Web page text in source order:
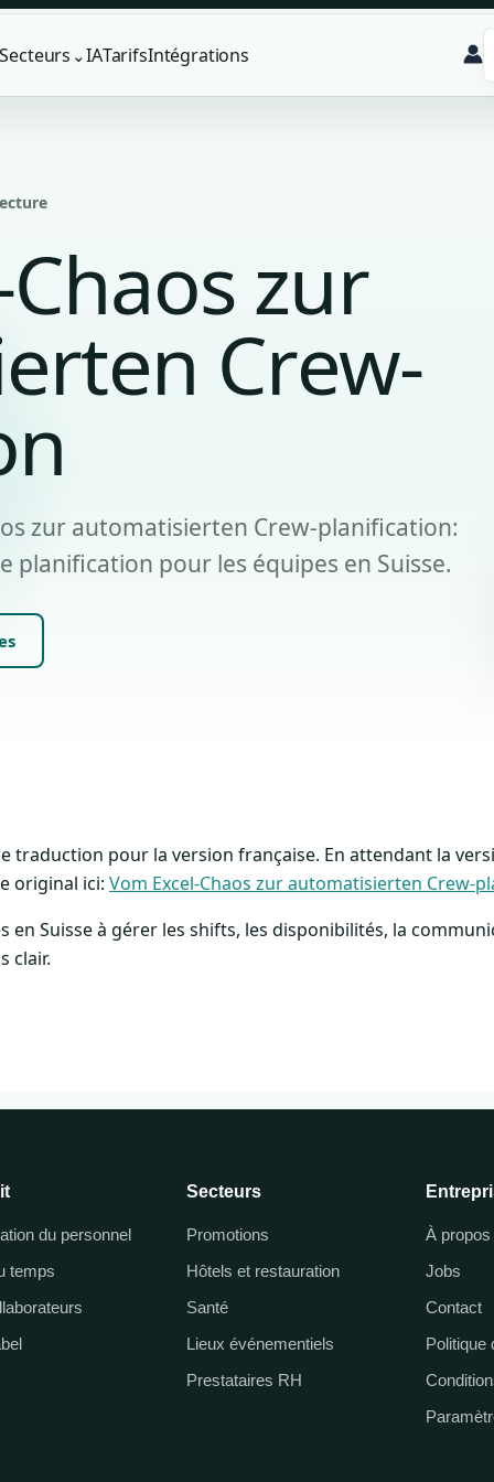
Secteurs ⌄IATarifsIntégrations
zur
Crew-
zur automatisierten Crew-planification:
planification pour les équipes en Suisse.
traduction pour la version française. En attendant la
original ici: Vom Excel-Chaos zur automatisierten Crew-
en Suisse à gérer les shifts, les disponibilités, la
clair.
du personnel
temps
Secteurs
Promotions
Hôtels et restauration
Santé
Lieux événementiels
Prestataires RH
À propos
Jobs
Contact
Politique